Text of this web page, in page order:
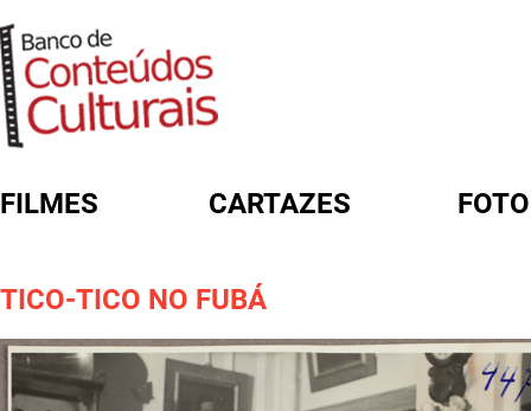
FILMES CARTAZES
TICO-TICO NO FUBÁ
FORMULÁRIO DE BUSCA